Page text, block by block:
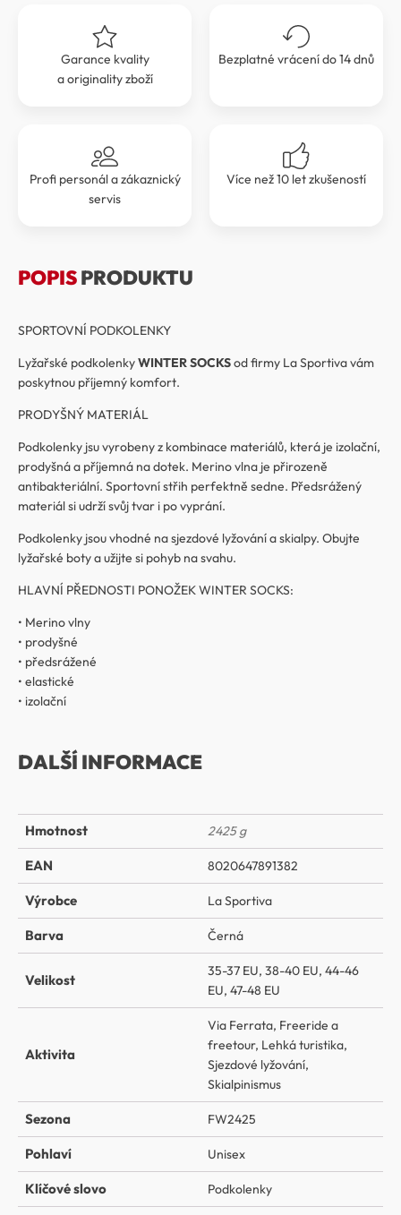
Garance kvality
a originality zboží
Bezplatné vrácení do 14 dnů
Profi personál a zákaznický
servis
Více než 10 let zkušeností
POPISPRODUKTU
SPORTOVNÍ PODKOLENKY
Lyžařské podkolenkyWINTER SOCKSod firmy La Sportiva vám
poskytnou příjemný komfort.
PRODYŠNÝ MATERIÁL
Podkolenky jsu vyrobeny z kombinace materiálů, která je izolační,
prodyšná a příjemná na dotek. Merino vlna je přirozeně
antibakteriální. Sportovní střih perfektně sedne. Předsrážený
materiál si udrží svůj tvar i po vyprání.
Podkolenky jsou vhodné na sjezdové lyžování a skialpy. Obujte
lyžařské boty a užijte si pohyb na svahu.
HLAVNÍ PŘEDNOSTI PONOŽEK WINTER SOCKS:
• Merino vlny
• prodyšné
• předsrážené
• elastické
• izolační
DALŠÍ INFORMACE
Hmotnost 2425 g
EAN 8020647891382
Výrobce La Sportiva
Barva Černá
Velikost
35-37 EU, 38-40 EU, 44-46
EU, 47-48 EU
Aktivita
Via Ferrata, Freeride a
freetour, Lehká turistika,
Sjezdové lyžování,
Skialpinismus
Sezona FW2425
Pohlaví Unisex
Klíčové slovo Podkolenky